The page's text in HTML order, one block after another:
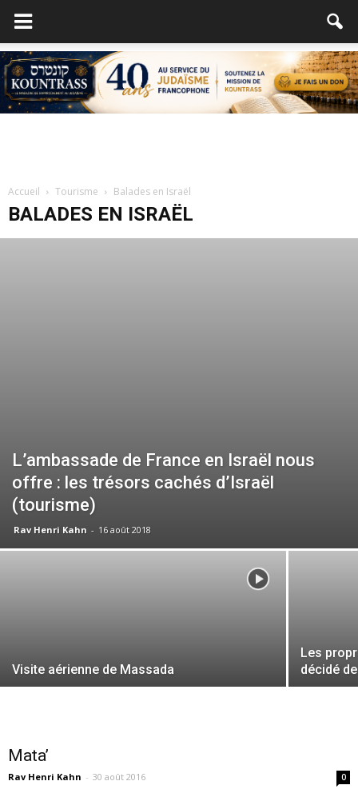
Accueil Tourisme Balades en Israël
BALADES EN ISRAËL
L’ambassade de France en Israël nous
offre : les trésors cachés d’Israël
(tourisme)
Rav Henri Kahn - 16 août 2018
Visite aérienne de Massada
Les
décidé
Mata’
Rav Henri Kahn - 30 août 2016 0